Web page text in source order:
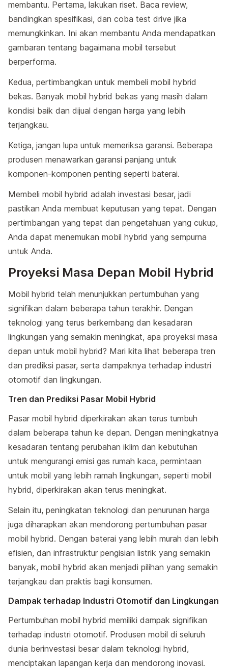
membantu. Pertama, lakukan riset. Baca review,
bandingkan spesifikasi, dan coba test drive jika
memungkinkan. Ini akan membantu Anda mendapatkan
gambaran tentang bagaimana mobil tersebut
berperforma.
Kedua, pertimbangkan untuk membeli mobil hybrid
bekas. Banyak mobil hybrid bekas yang masih dalam
kondisi baik dan dijual dengan harga yang lebih
terjangkau.
Ketiga, jangan lupa untuk memeriksa garansi. Beberapa
produsen menawarkan garansi panjang untuk
komponen-komponen penting seperti baterai.
Membeli mobil hybrid adalah investasi besar, jadi
pastikan Anda membuat keputusan yang tepat. Dengan
pertimbangan yang tepat dan pengetahuan yang cukup,
Anda dapat menemukan mobil hybrid yang sempurna
untuk Anda.
Proyeksi Masa Depan Mobil Hybrid
Mobil hybrid telah menunjukkan pertumbuhan yang
signifikan dalam beberapa tahun terakhir. Dengan
teknologi yang terus berkembang dan kesadaran
lingkungan yang semakin meningkat, apa proyeksi masa
depan untuk mobil hybrid? Mari kita lihat beberapa tren
dan prediksi pasar, serta dampaknya terhadap industri
otomotif dan lingkungan.
Tren dan Prediksi Pasar Mobil Hybrid
Pasar mobil hybrid diperkirakan akan terus tumbuh
dalam beberapa tahun ke depan. Dengan meningkatnya
kesadaran tentang perubahan iklim dan kebutuhan
untuk mengurangi emisi gas rumah kaca, permintaan
untuk mobil yang lebih ramah lingkungan, seperti mobil
hybrid, diperkirakan akan terus meningkat.
Selain itu, peningkatan teknologi dan penurunan harga
juga diharapkan akan mendorong pertumbuhan pasar
mobil hybrid. Dengan baterai yang lebih murah dan lebih
efisien, dan infrastruktur pengisian listrik yang semakin
banyak, mobil hybrid akan menjadi pilihan yang semakin
terjangkau dan praktis bagi konsumen.
Dampak terhadap Industri Otomotif dan Lingkungan
Pertumbuhan mobil hybrid memiliki dampak signifikan
terhadap industri otomotif. Produsen mobil di seluruh
dunia berinvestasi besar dalam teknologi hybrid,
menciptakan lapangan kerja dan mendorong inovasi.